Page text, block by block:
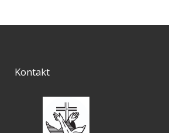
Kontakt